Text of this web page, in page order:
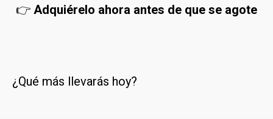
👉 Adquiérelo ahora antes de que se agote
¿Qué más llevarás hoy?